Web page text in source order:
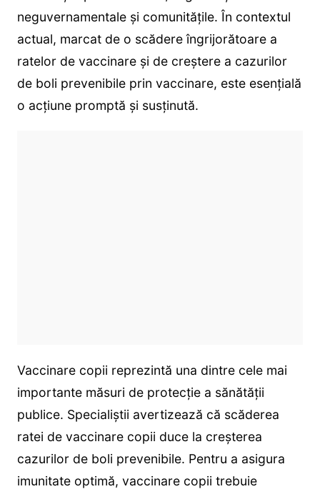
neguvernamentale și comunitățile. În contextul
actual, marcat de o scădere îngrijorătoare a
ratelor de vaccinare și de creștere a cazurilor
de boli prevenibile prin vaccinare, este esențială
o acțiune promptă și susținută.
Vaccinare copii reprezintă una dintre cele mai
importante măsuri de protecție a sănătății
publice. Specialiștii avertizează că scăderea
ratei de vaccinare copii duce la creșterea
cazurilor de boli prevenibile. Pentru a asigura
imunitate optimă, vaccinare copii trebuie